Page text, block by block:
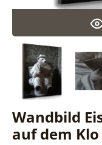
Wandbild
auf dem Klo